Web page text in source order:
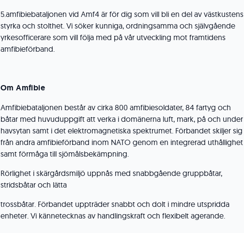
5.amfibiebataljonen vid Amf4 är för dig som vill bli en del av västkustens
styrka och stolthet. Vi söker kunniga, ordningsamma och självgående
yrkesofficerare som vill följa med på vår utveckling mot framtidens
amfibieförband.
Om Amfibie
Amfibiebataljonen består av cirka 800 amfibiesoldater, 84 fartyg och
båtar med huvuduppgift att verka i domänerna luft, mark, på och under
havsytan samt i det elektromagnetiska spektrumet. Förbandet skiljer sig
från andra amfibieförband inom NATO genom en integrerad uthållighet
samt förmåga till sjömålsbekämpning.
Rörlighet i skärgårdsmiljö uppnås med snabbgående gruppbåtar,
stridsbåtar och lätta
trossb​åtar. Förbandet uppträder snabbt och dolt i mindre utspridda
enheter. Vi kännetecknas av handlingskraft och flexibelt agerande.